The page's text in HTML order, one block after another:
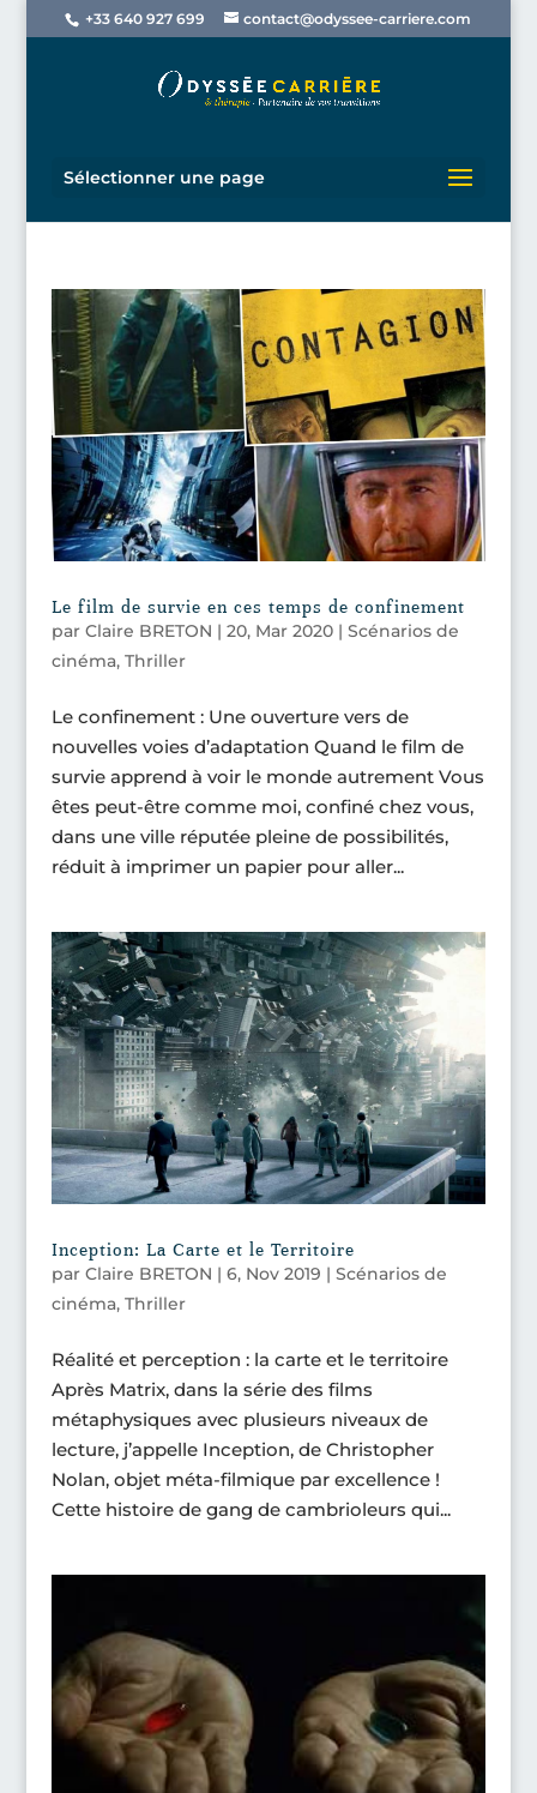
+33 640 927 699 contact@odyssee-carriere.com
Sélectionner une page
Le film de survie en ces temps de confinement
par Claire BRETON | 20, Mar 2020| Scénarios de
cinéma, Thriller
Le confinement : Une ouverture vers de
nouvelles voies d’adaptation Quand le film de
survie apprend à voir le monde autrement Vous
êtes peut-être comme moi, confiné chez vous,
dans une ville réputée pleine de possibilités,
réduit à imprimer un papier pour aller...
Inception: La Carte et le Territoire
par Claire BRETON | 6, Nov 2019 | Scénarios de
cinéma, Thriller
Réalité et perception : la carte et le territoire
Après Matrix, dans la série des films
métaphysiques avec plusieurs niveaux de
lecture, j’appelle Inception, de Christopher
Nolan, objet méta-filmique par excellence !
Cette histoire de gang de cambrioleurs qui...